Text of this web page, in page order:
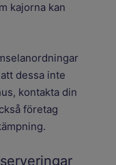
kajorna kan
dessa inte
kontakta din
företag